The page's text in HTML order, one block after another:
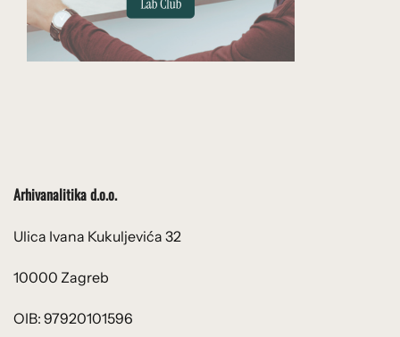
Arhivanalitika d.o.o.
Ulica Ivana Kukuljevića 32
10000 Zagreb
OIB: 97920101596